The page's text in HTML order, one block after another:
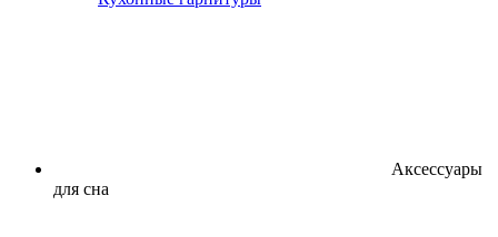
Аксессуары
для сна